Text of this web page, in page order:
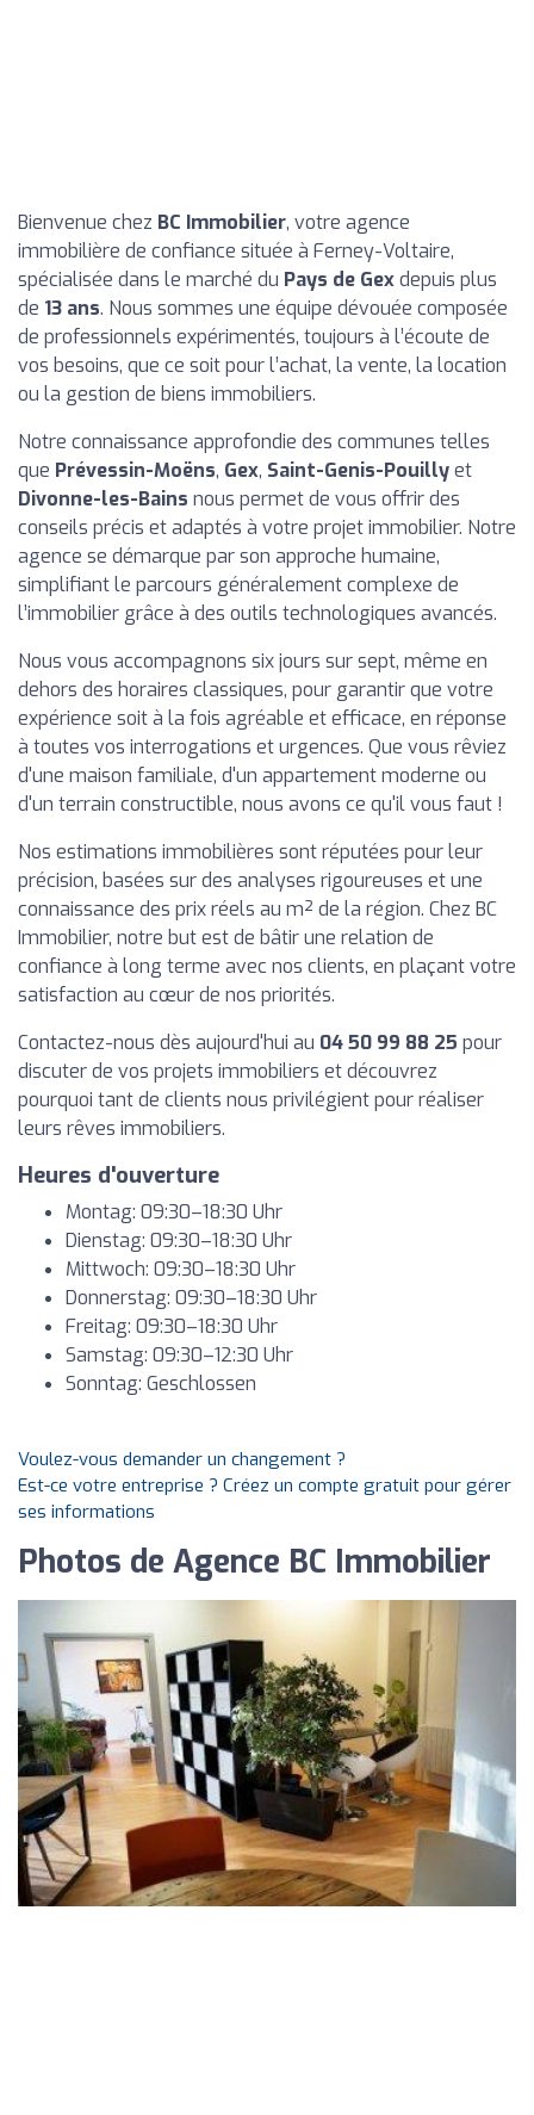
Bienvenue chez BC Immobilier, votre agence
immobilière de confiance située à Ferney-Voltaire,
spécialisée dans le marché du Pays de Gexdepuis plus
de 13 ans. Nous sommes une équipe dévouée composée
de professionnels expérimentés, toujours à l’écoute de
vos besoins, que ce soit pour l’achat, la vente, la location
ou la gestion de biens immobiliers.
Notre connaissance approfondie des communes telles
que Prévessin-Moëns, Gex, Saint-Genis-Pouillyet
Divonne-les-Bains nous permet de vous offrir des
conseils précis et adaptés à votre projet immobilier. Notre
agence se démarque par son approche humaine,
simplifiant le parcours généralement complexe de
l’immobilier grâce à des outils technologiques avancés.
Nous vous accompagnons six jours sur sept, même en
dehors des horaires classiques, pour garantir que votre
expérience soit à la fois agréable et efficace, en réponse
à toutes vos interrogations et urgences. Que vous rêviez
d'une maison familiale, d'un appartement moderne ou
d'un terrain constructible, nous avons ce qu'il vous faut !
Nos estimations immobilières sont réputées pour leur
précision, basées sur des analyses rigoureuses et une
connaissance des prix réels au m² de la région. Chez BC
Immobilier, notre but est de bâtir une relation de
confiance à long terme avec nos clients, en plaçant votre
satisfaction au cœur de nos priorités.
Contactez-nous dès aujourd'hui au 04 50 99 88 25 pour
discuter de vos projets immobiliers et découvrez
pourquoi tant de clients nous privilégient pour réaliser
leurs rêves immobiliers.
Heures d'ouverture
Montag: 09:30–18:30 Uhr
Dienstag: 09:30–18:30 Uhr
Mittwoch: 09:30–18:30 Uhr
Donnerstag: 09:30–18:30 Uhr
Freitag: 09:30–18:30 Uhr
Samstag: 09:30–12:30 Uhr
Sonntag: Geschlossen
Voulez-vous demander un changement ?
Est-ce votre entreprise ? Créez un compte gratuit pour gérer
ses informations
Photos de Agence BC Immobilier